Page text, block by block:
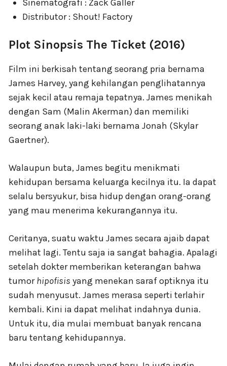
Sinematografi : Zack Galler
Distributor : Shout! Factory
Plot Sinopsis The Ticket (2016)
Film ini berkisah tentang seorang pria bernama
James Harvey, yang kehilangan penglihatannya
sejak kecil atau remaja tepatnya. James menikah
dengan Sam (Malin Akerman) dan memiliki
seorang anak laki-laki bernama Jonah (Skylar
Gaertner).
Walaupun buta, James begitu menikmati
kehidupan bersama keluarga kecilnya itu. Ia dapat
selalu bersyukur, bisa hidup dengan orang-orang
yang mau menerima kekurangannya itu.
Ceritanya, suatu waktu James secara ajaib dapat
melihat lagi. Tentu saja ia sangat bahagia. Apalagi
setelah dokter memberikan keterangan bahwa
tumorhipofisis yang menekan saraf optiknya itu
sudah menyusut. James merasa seperti terlahir
kembali. Kini ia dapat melihat indahnya dunia.
Untuk itu, dia mulai membuat banyak rencana
baru tentang kehidupannya.